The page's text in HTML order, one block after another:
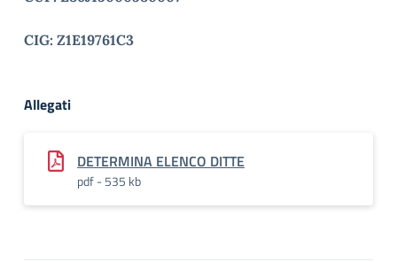
CIG: Z1E19761C3
Allegati
DETERMINA ELENCO DITTE
pdf - 535 kb